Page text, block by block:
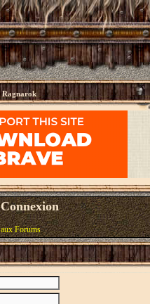
Ragnarok
Forums